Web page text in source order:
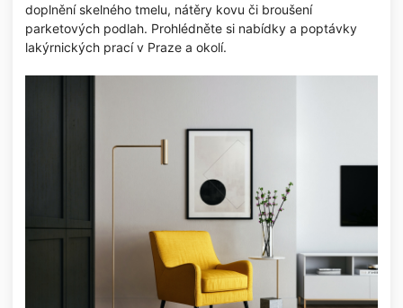
doplnění skelného tmelu, nátěry kovu či broušení
parketových podlah. Prohlédněte si nabídky a poptávky
lakýrnických prací v Praze a okolí.